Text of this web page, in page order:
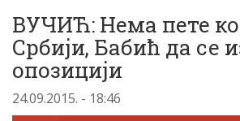
ВУЧИЋ: Нема пете
Србији, Бабић да се
опозицији
24.09.2015. - 18:46